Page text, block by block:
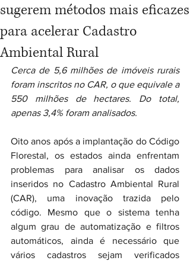
sugerem métodos mais eficazes
para acelerar Cadastro
Ambiental Rural
Cerca de 5,6 milhões de imóveis rurais
foram inscritos no CAR, o que equivale a
550 milhões de hectares. Do total,
apenas 3,4% foram analisados.
Oito anos após a implantação do Código
Florestal, os estados ainda enfrentam
problemas para analisar os dados
inseridos no Cadastro Ambiental Rural
(CAR), uma inovação trazida pelo
código. Mesmo que o sistema tenha
algum grau de automatização e filtros
automáticos, ainda é necessário que
vários cadastros sejam verificados